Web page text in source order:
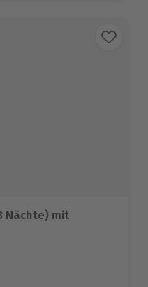
Nächte) mit